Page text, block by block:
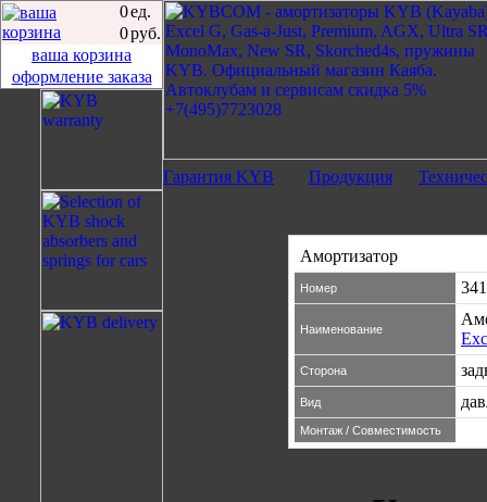
0ед.
0руб.
ваша корзина
оформление заказа
Гарантия KYB Продукция
Амортизатор
Номер
Наименование
Сторона
Вид
Монтаж / Совместимость